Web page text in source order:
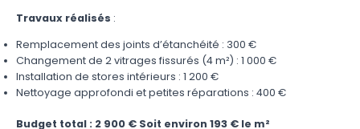
Travaux réalisés :
Remplacement des joints d’étanchéité : 300 €
Changement de 2 vitrages fissurés (4 m²) : 1 000 €
Installation de stores intérieurs : 1 200 €
Nettoyage approfondi et petites réparations : 400 €
Budget total : 2 900 € Soit environ 193 € le m²